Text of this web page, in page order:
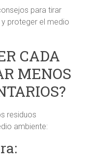
para tirar
proteger el medio
CADA
MENOS
residuos
ambiente: